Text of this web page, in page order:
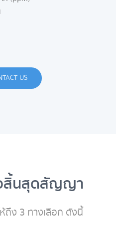
US
สิ้นสุดสัญญา
ห้ถึง 3 ทางเลือก ดังนี้